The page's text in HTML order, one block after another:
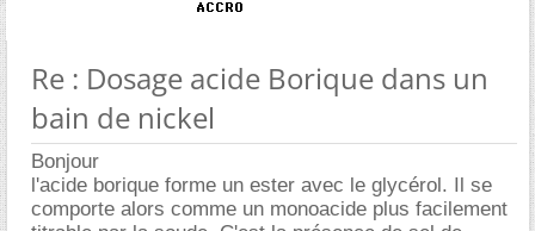
Re : Dosage acide Borique dans un
bain de nickel
Bonjour
l'acide borique forme un ester avec le glycérol. Il se
comporte alors comme un monoacide plus facilement